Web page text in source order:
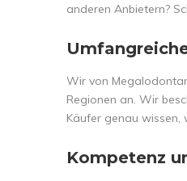
anderen Anbietern?
Wir von
Regionen an. Wir
Käufer genau wissen,
Kompetenz